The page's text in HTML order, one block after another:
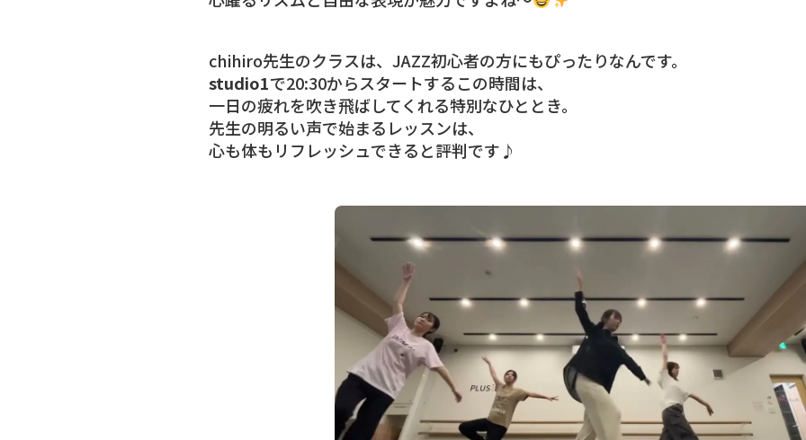
chihiro先生のクラスは、JAZZ初心者の方にもぴったりなんです。
studio1で20:30からスタートするこの時間は、
一日の疲れを吹き飛ばしてくれる特別なひととき。
先生の明るい声で始まるレッスンは、
心も体もリフレッシュできると評判です♪